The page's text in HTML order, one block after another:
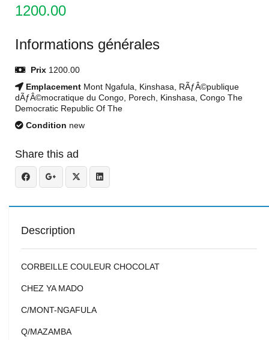
1200.00
Informations générales
Prix 1200.00
Emplacement Mont Ngafula, Kinshasa, RÃƒÂ©publique
dÃƒÂ©mocratique du Congo, Porech, Kinshasa, Congo The
Democratic Republic Of The
Condition new
Share this ad
Description
CORBEILLE COULEUR CHOCOLAT
CHEZ YA MADO
C/MONT-NGAFULA
Q/MAZAMBA